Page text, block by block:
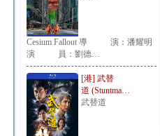
Cesium Fallout 導 演：潘耀明
演 員：劉德…
[港] 武替
道 (Stuntma…
武替道